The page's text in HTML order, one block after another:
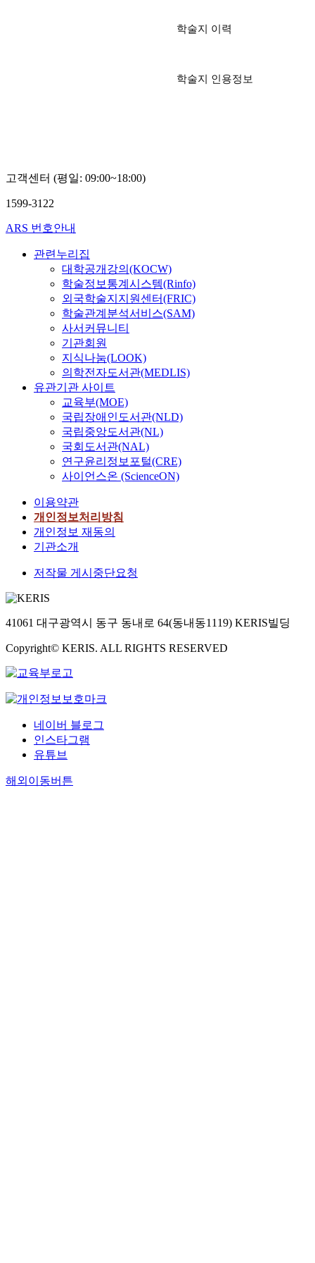
학술지 이력
학술지 인용정보
고객센터 (평일: 09:00~18:00)
1599-3122
ARS 번호안내
관련누리집
대학공개강의(KOCW)
학술정보통계시스템(Rinfo)
외국학술지지원센터(FRIC)
학술관계분석서비스(SAM)
사서커뮤니티
기관회원
지식나눔(LOOK)
의학전자도서관(MEDLIS)
유관기관 사이트
교육부(MOE)
국립장애인도서관(NLD)
국립중앙도서관(NL)
국회도서관(NAL)
연구윤리정보포털(CRE)
사이언스온 (ScienceON)
이용약관
개인정보처리방침
개인정보 재동의
기관소개
저작물 게시중단요청
41061 대구광역시 동구 동내로 64(동내동1119) KERIS빌딩
Copyright© KERIS. ALL RIGHTS RESERVED
네이버 블로그
인스타그램
유튜브
해외이동버튼